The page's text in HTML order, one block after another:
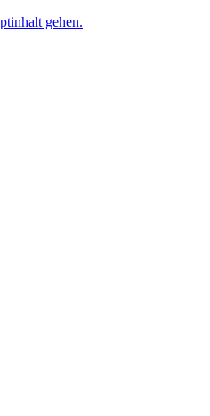
gehen.